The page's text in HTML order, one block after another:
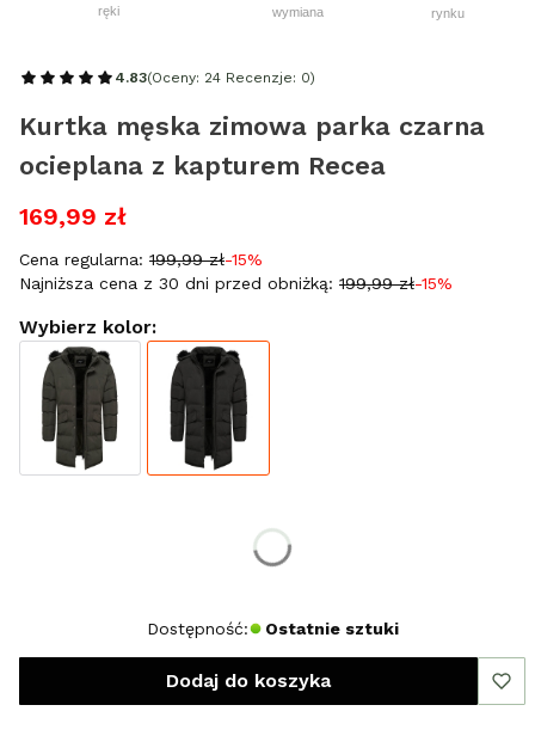
ręki
wymiana
rynku
4.83(Oceny: 24 Recenzje: 0)
Kurtka męska zimowa parka czarna
ocieplana z kapturem Recea
169,99 zł
Cena regularna: 199,99 zł-15%
Najniższa cena z 30 dni przed obniżką: 199,99 zł-15%
Wybierz kolor:
Dostępność: Ostatnie sztuki
Dodaj do koszyka